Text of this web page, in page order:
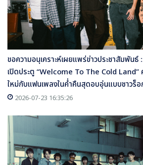
ขอความอนุเคราะห์เผยแพร่ข่าวประชาสัมพัน
เปิดประตู “Welcome To The Cold
ใหม่กับแฟนเพลงในค่ำคืนสุดอบอุ่นแบบชาวร็อ
2026-07-23 16:35:26